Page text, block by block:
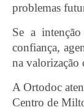
problemas
Se a
confiança,
na valorização
A Ortodoc
Centro de